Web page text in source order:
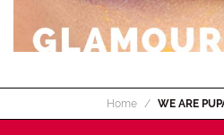
Home WE ARE